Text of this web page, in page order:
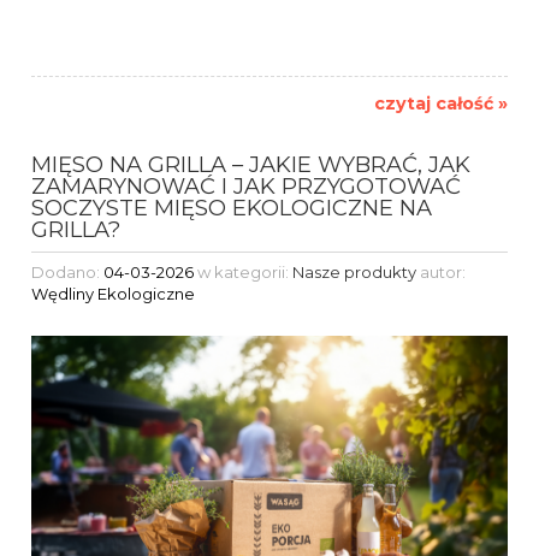
czytaj całość »
MIĘSO NA GRILLA – JAKIE WYBRAĆ, JAK
ZAMARYNOWAĆ I JAK PRZYGOTOWAĆ
SOCZYSTE MIĘSO EKOLOGICZNE NA
GRILLA?
Dodano: 04-03-2026w kategorii: Nasze produkty autor:
Wędliny Ekologiczne